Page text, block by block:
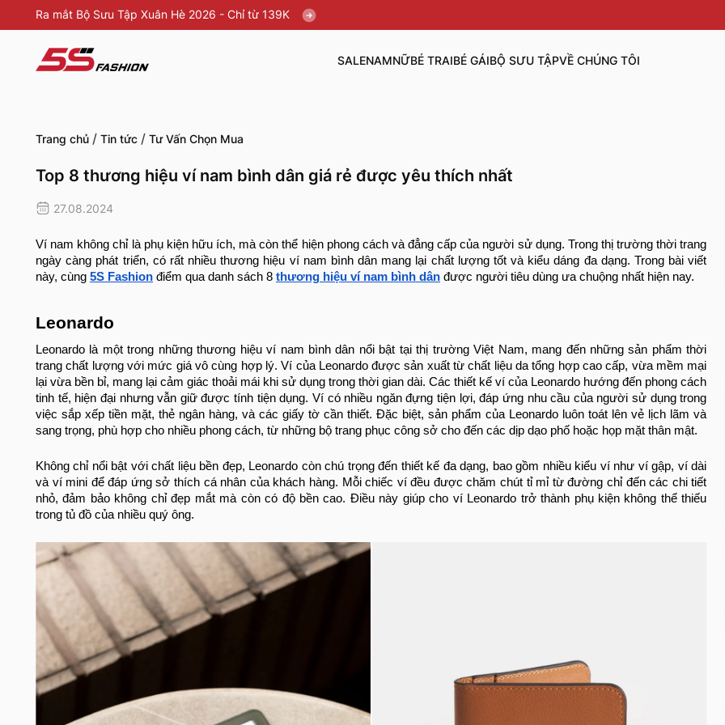
Ra mắt Bộ Sưu Tập Xuân Hè 2026 - Chỉ từ 139K
SALENAMNỮBÉ TRAIBÉ GÁIBỘ SƯU TẬPVỀ CHÚNG TÔI
Trang chủ / Tin tức / Tư Vấn Chọn Mua
Top 8 thương hiệu ví nam bình dân giá rẻ được yêu thích nhất
27.08.2024
Ví nam không chỉ là phụ kiện hữu ích, mà còn thể hiện phong cách và đẳng cấp của người sử dụng. Trong thị trường thời trang
ngày càng phát triển, có rất nhiều thương hiệu ví nam bình dân mang lại chất lượng tốt và kiểu dáng đa dạng. Trong bài viết
này, cùng 5S Fashion điểm qua danh sách 8 thương hiệu ví nam bình dân được người tiêu dùng ưa chuộng nhất hiện nay.
Leonardo
Leonardo là một trong những thương hiệu ví nam bình dân nổi bật tại thị trường Việt Nam, mang đến những sản phẩm thời
trang chất lượng với mức giá vô cùng hợp lý. Ví của Leonardo được sản xuất từ chất liệu da tổng hợp cao cấp, vừa mềm mại
lại vừa bền bỉ, mang lại cảm giác thoải mái khi sử dụng trong thời gian dài. Các thiết kế ví của Leonardo hướng đến phong cách
tinh tế, hiện đại nhưng vẫn giữ được tính tiện dụng. Ví có nhiều ngăn đựng tiện lợi, đáp ứng nhu cầu của người sử dụng trong
việc sắp xếp tiền mặt, thẻ ngân hàng, và các giấy tờ cần thiết. Đặc biệt, sản phẩm của Leonardo luôn toát lên vẻ lịch lãm và
sang trọng, phù hợp cho nhiều phong cách, từ những bộ trang phục công sở cho đến các dịp dạo phố hoặc họp mặt thân mật.
Không chỉ nổi bật với chất liệu bền đẹp, Leonardo còn chú trọng đến thiết kế đa dạng, bao gồm nhiều kiểu ví như ví gập, ví dài
và ví mini để đáp ứng sở thích cá nhân của khách hàng. Mỗi chiếc ví đều được chăm chút tỉ mỉ từ đường chỉ đến các chi tiết
nhỏ, đảm bảo không chỉ đẹp mắt mà còn có độ bền cao. Điều này giúp cho ví Leonardo trở thành phụ kiện không thể thiếu
trong tủ đồ của nhiều quý ông.